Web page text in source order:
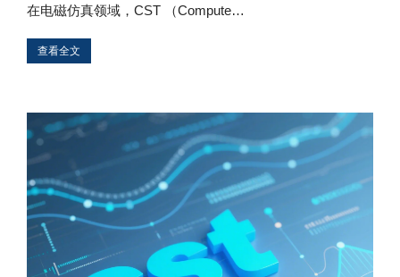
在电磁仿真领域，CST （Compute…
查看全文